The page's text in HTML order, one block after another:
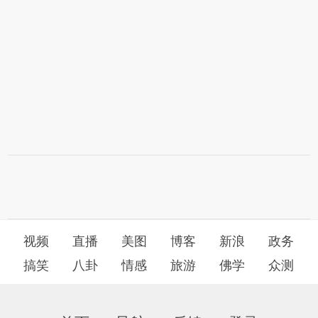
视频 直播 美图 博客 新浪
政务
搞笑
八卦 情感 旅游 佛学 众测